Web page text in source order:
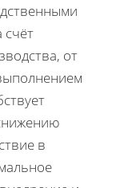
счёт
от
в